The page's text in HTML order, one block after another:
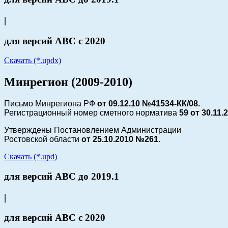
|
для версий АВС с 2020
Скачать (*.updx)
Минрегион (2009-2010)
Письмо Минрегиона РФ от 09.12.10 №41534-КК/08.
Регистрационный номер сметного норматива 59 от
Утверждены Постановлением Администрации
Ростовской области от 25.10.2010 №261.
Скачать (*.upd)
для версий АВС до 2019.1
|
для версий АВС с 2020